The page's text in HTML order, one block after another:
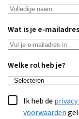
Wat is je e-
Welke rol heb je?
Ik heb de
voorwaarden